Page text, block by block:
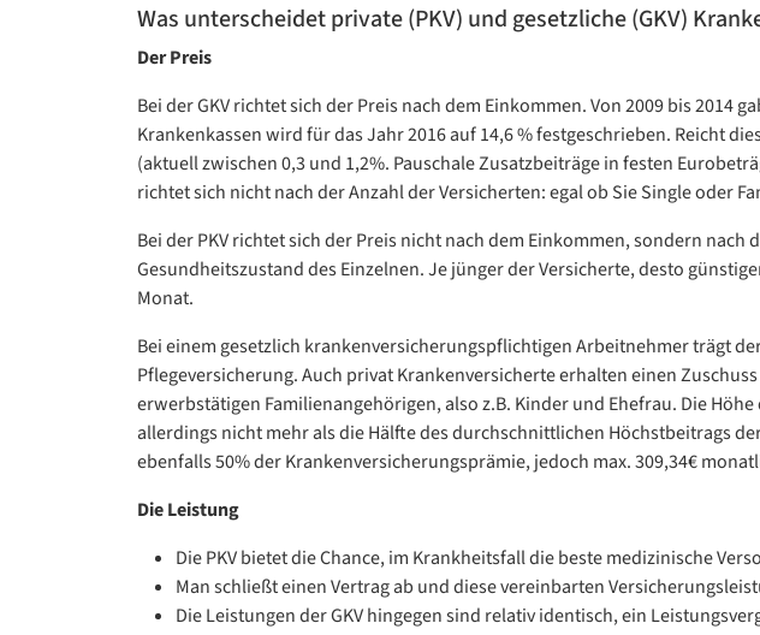
Was unterscheidet private (PKV) und gesetzliche (GKV)
Der Preis
Bei der GKV richtet sich der Preis nach dem Einkommen. Von 2009 bis 2014
Krankenkassen wird für das Jahr 2016 auf 14,6 % festgeschrieben. Reicht
(aktuell zwischen 0,3 und 1,2%. Pauschale Zusatzbeiträge in festen
richtet sich nicht nach der Anzahl der Versicherten: egal ob Sie Single oder
Bei der PKV richtet sich der Preis nicht nach dem Einkommen, sondern
Gesundheitszustand des Einzelnen. Je jünger der Versicherte, desto
Monat.
Bei einem gesetzlich krankenversicherungspflichtigen Arbeitnehmer trägt
Pflegeversicherung. Auch privat Krankenversicherte erhalten einen
erwerbstätigen Familienangehörigen, also z.B. Kinder und Ehefrau. Die
allerdings nicht mehr als die Hälfte des durchschnittlichen Höchstbeitrags
ebenfalls 50% der Krankenversicherungsprämie, jedoch max. 309,34€
Die Leistung
Die PKV bietet die Chance, im Krankheitsfall die beste medizinische
Man schließt einen Vertrag ab und diese vereinbarten
Die Leistungen der GKV hingegen sind relativ identisch, ein